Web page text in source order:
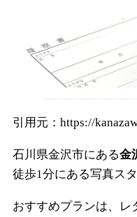
引用元：https://
石川県金沢市にある金
徒歩1分にある写真スタ
おすすめプランは、レ